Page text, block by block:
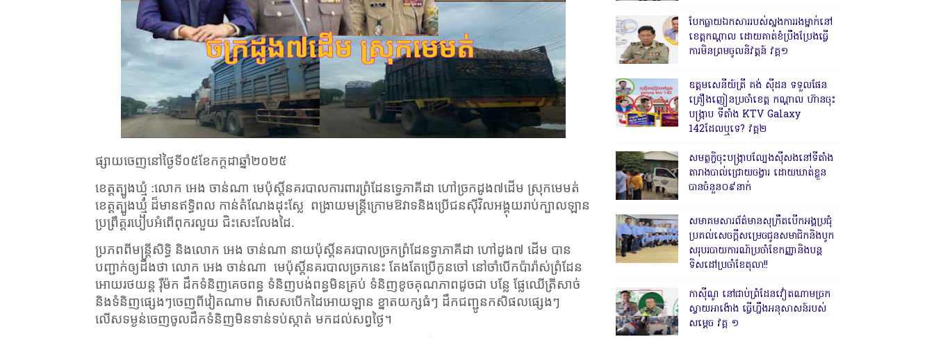
ផ្សាយចេញនៅថ្ងៃទី០៥ខែកក្តដាឆ្នាំ២០២៥
ខេត្តត្បូងឃ្មុំ :លោក អេង ចាន់ណា មេប៉ុស្តិ៍នគរបាលការពារព្រំដែនទ្វេភាគីដា ហៅច្រកដូង៧ដើម ស្រុកមេមត់
ខេត្តត្បូងឃ្មុំ ដ៏មានឥទ្ធិពល កាន់តំណែងដុះស្លែ ពង្រាយមន្រ្តីក្រោមឱវាទនិងប្រើជនស៊ីវិលអង្គុយរាប់ក្បាលឡាន
ប្រព្រឹត្តរបៀបអំពើពុករលួយ ជិះសេះលែងដៃ.
ប្រភពពីមន្ត្រីសិទ្ធិ និងលោក អេង ចាន់ណា នាយប៉ុស្តិ៍នគរបាលច្រកព្រំដែនទ្វាភាគីដា ហៅដូង៧ ដើម បាន
បញ្ជាក់ឲ្យដឹងថា លោក អេង ចាន់ណា មេប៉ុស្តិ៍នគរបាលច្រកនេះ តែងតែប្រើកូនចៅ នៅចាំបើកប៉ារ៉ាស់ព្រំដែន
អោយរថយន្ត រ៉ឺម៉ក ដឹកទំនិញគេចពន្ធ ទំនិញបង់ពន្ធមិនគ្រប់ ទំនិញខូចគុណភាពដូចជា បន្លែ ផ្លែឈើត្រីសាច់
និងទំនិញផ្សេងៗចេញពីវៀតណាម ពិសេសបើកដៃអោយឡាន ខ្នាតយក្សធំៗ ដឹកជញ្ជូនកសិផលផ្សេងៗ
លើសទម្ងន់ចេញចូលដឹកទំនិញមិនទាន់ទប់ស្កាត់ មកដល់សព្វថ្ងៃ។
បែកធ្លាយឯកសាររបស់ស្នងការរងម្នាក់នៅ
ខេត្តកណ្ដាល ដោយគាត់ខំប្រឹងប្រែងធ្វើ
ការមិនព្រមចូលនិវត្តន៍ វគ្គ១
ឧត្តមសេនីយ៍ត្រី គង់ ស៊ីដន ទទួលផែន
គ្រឿងញៀនប្រចាំខេត្ត កណ្តាល ហ៊ានចុះ
បង្ក្រាប ទីតាំង KTV Galaxy
142ដែលឬទេ? វគ្គ២
សមត្ថកិ្ចចុះបង្ក្រាបល្បែងស៊ីសងនៅទីតាំង
តារាងបាល់ជ្រោយចង្វារ ដោយឃាត់ខ្លួន
បានចំនួន០៩នាក់
សមាគមសារព័ត៌មានសុក្រឹតបើកអង្គប្រជុំ
ប្រគល់សេចក្តីសម្រេចជូនសមាជិកនិងបូក
សរុបរបាយការណ៍ប្រចាំខែកញ្ញានិងបន្ត
ទិសដៅប្រចាំខែតុលា!!
កាសុីណូ នៅជាប់ព្រំដែនវៀតណាមច្រក
ស្វាយអាង៉ោង ធ្វើហ្នឹងអនុសាសន៍របស់
សម្ដេច វគ្គ ១